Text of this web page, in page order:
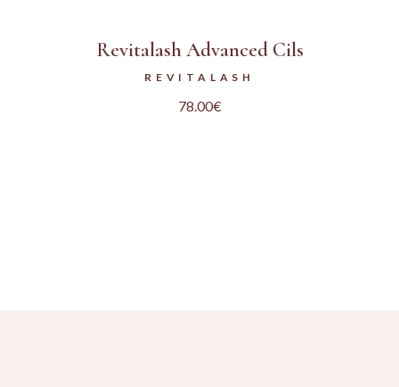
Revitalash Advanced Cils
REVITALASH
78.00€